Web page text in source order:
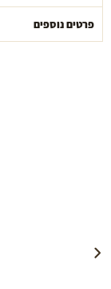
פרטים נוספים